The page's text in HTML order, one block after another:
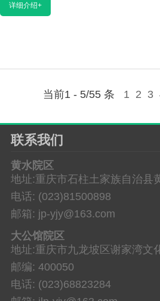
阅读：2805
详细介绍+
当前1 - 5/55 条 1 2 3
联系我们
黄水院区
地址:重庆市石柱土家族自治县
电话: (023)81500898
邮箱: jp-yjy@163.com
大公馆院区
地址:重庆市九龙坡区谢家湾文
邮编: 400050
电话: (023)68823284